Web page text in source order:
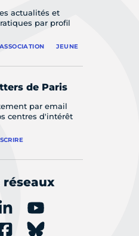
actualités et
par profil
ASSOCIATION JEUNE
de Paris
par email
centres d'intérêt
réseaux